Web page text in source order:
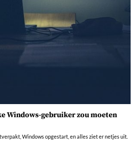
Windows-gebruiker zou moeten
Windows opgestart, en alles ziet er netjes uit.